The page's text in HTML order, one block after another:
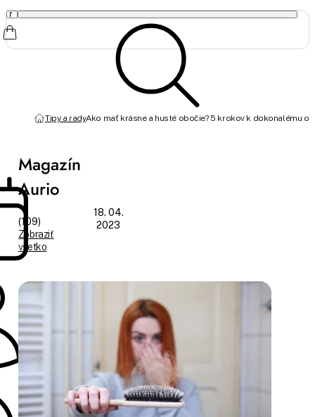
Tipy a radyAko mať krásne a husté obočie? 5 krokov k dokonalému
18. 04.
2023
Hana
Marko
Magazín
Aurio
(109)
Zobraziť
všetko